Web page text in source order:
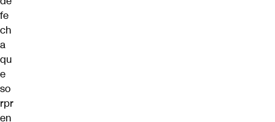
fe
ch
a
qu
e
so
rpr
en